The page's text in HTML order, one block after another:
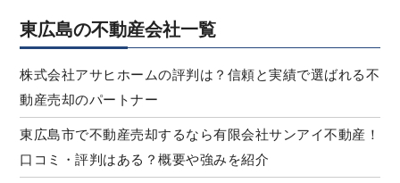
東広島の不動産会社一覧
株式会社アサヒホームの評判は？信頼と実績で選ばれる不
動産売却のパートナー
東広島市で不動産売却するなら有限会社サンアイ不動産！
口コミ・評判はある？概要や強みを紹介